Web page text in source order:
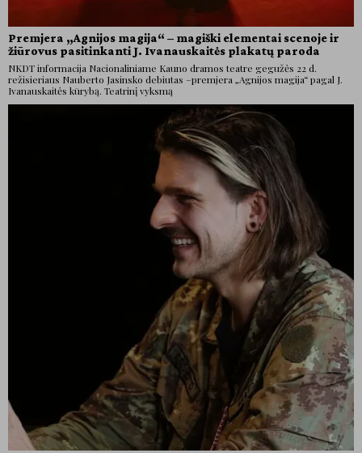
Premjera „Agnijos magija“ – magiški elementai scenoje ir
žiūrovus pasitinkanti J. Ivanauskaitės plakatų paroda
NKDT informacija Nacionaliniame Kauno dramos teatre gegužės 22 d.
režisieriaus Nauberto Jasinsko debiutas –premjera „Agnijos magija“ pagal J.
Ivanauskaitės kūrybą. Teatrinį vyksmą